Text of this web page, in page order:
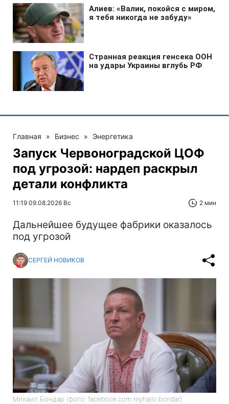
Главная » Бизнес » Энергетика
Запуск Червоноградской ЦОФ
под угрозой: нардеп раскрыл
детали конфликта
11:19 09.08.2026 Вс 2 мин
Дальнейшее будущее фабрики оказалось
под угрозой
СЕРГЕЙ НОВИКОВ
Михаил Бондар (фото: facebook.com myhajlo.bondar)